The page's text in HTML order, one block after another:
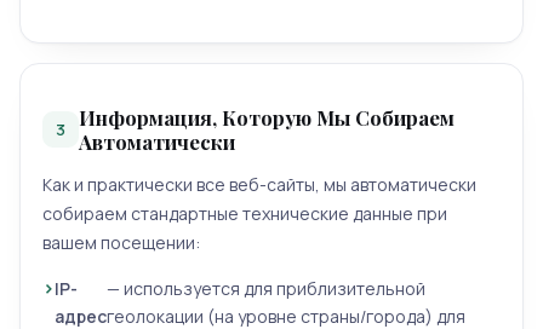
3
Информация, Которую Мы Собираем
Автоматически
Как и практически все веб-сайты, мы автоматически
собираем стандартные технические данные при
вашем посещении:
IP-
адрес
— используется для приблизительной
геолокации (на уровне страны/города) для